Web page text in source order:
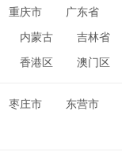
重庆市 广东省
内蒙古
吉林省
香港区
澳门区
枣庄市 东营市